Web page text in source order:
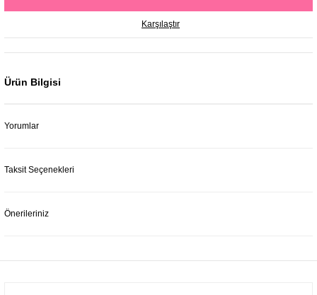
Karşılaştır
Ürün Bilgisi
Yorumlar
Taksit Seçenekleri
Önerileriniz